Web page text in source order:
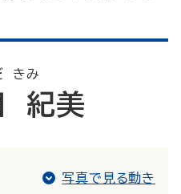
きみ
紀美
写真で見る動き